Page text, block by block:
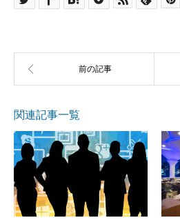
関連記事一覧